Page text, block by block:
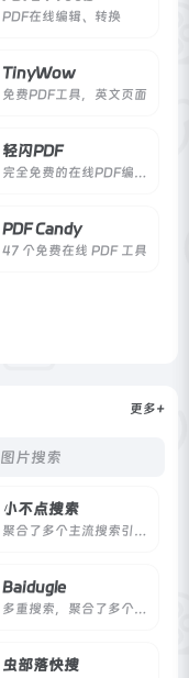
PDF在线编辑、转换
TinyWow
免费PDF工具，英文页面
轻闪PDF
完全免费的在线PDF编辑器
PDF Candy
47 个免费在线 PDF 工具
图片搜索
更多+
小不点搜索
聚合了多个主流搜索引擎，只提供正规网站索引。
Baidugle
多重搜索，聚合了多个主流搜索引擎。
虫部落快搜